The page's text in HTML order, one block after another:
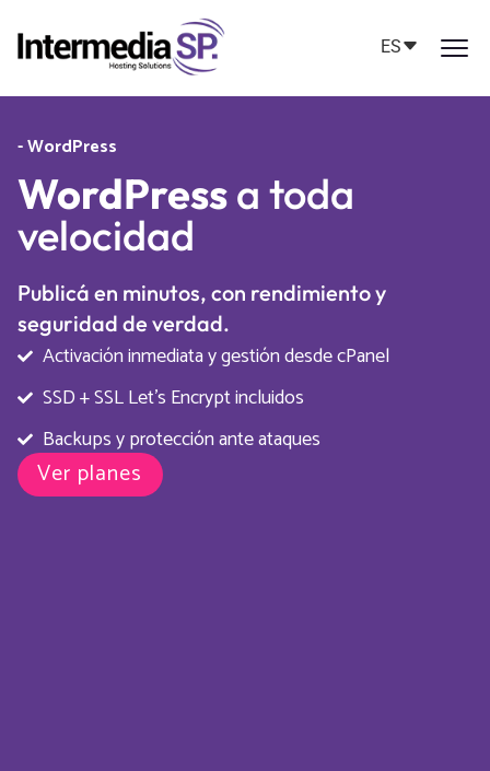
ES
- WordPress
WordPressa toda
velocidad
Publicá en minutos, con rendimiento y
seguridad de verdad.
Activación inmediata y gestión desde cPanel
SSD + SSL Let’s Encrypt incluidos
Backups y protección ante ataques
Ver planes